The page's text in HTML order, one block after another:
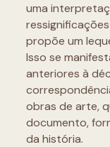
uma
propõe um
Isso se
anteriores à
obras de arte,
documento,
da história.